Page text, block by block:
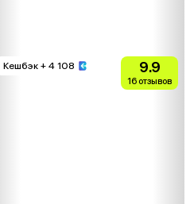
Кешбэк + 4 108 9.9
16 отзывов